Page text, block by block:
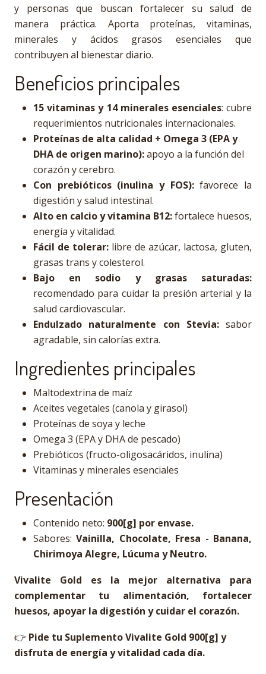
y personas que buscan fortalecer su salud de
manera práctica. Aporta proteínas, vitaminas,
minerales y ácidos grasos esenciales que
contribuyen al bienestar diario.
Beneficios principales
15 vitaminas y 14 minerales esenciales: cubre
requerimientos nutricionales internacionales.
Proteínas de alta calidad + Omega 3 (EPA y
DHA de origen marino):apoyo a la función del
corazón y cerebro.
Con prebióticos (inulina y FOS):favorece la
digestión y salud intestinal.
Alto en calcio y vitamina B12:fortalece huesos,
energía y vitalidad.
Fácil de tolerar: libre de azúcar, lactosa, gluten,
grasas trans y colesterol.
Bajo en sodio y grasas saturadas:
recomendado para cuidar la presión arterial y la
salud cardiovascular.
Endulzado naturalmente con Stevia:sabor
agradable, sin calorías extra.
Ingredientes principales
Maltodextrina de maíz
Aceites vegetales (canola y girasol)
Proteínas de soya y leche
Omega 3 (EPA y DHA de pescado)
Prebióticos (fructo-oligosacáridos, inulina)
Vitaminas y minerales esenciales
Presentación
Contenido neto: 900[g] por envase.
Sabores:Vainilla, Chocolate, Fresa - Banana,
Chirimoya Alegre, Lúcuma y Neutro.
Vivalite Gold es la mejor alternativa para
complementar tu alimentación, fortalecer
huesos, apoyar la digestión y cuidar el corazón.
👉 Pide tu Suplemento Vivalite Gold 900[g] y
disfruta de energía y vitalidad cada día.